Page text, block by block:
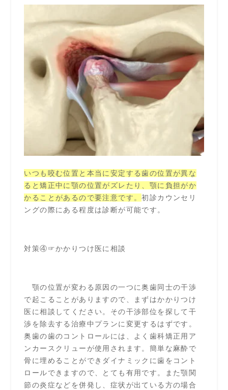
いつも咬む位置と本当に安定する歯の位置が異な
ると矯正中に顎の位置がズレたり、顎に負担がか
かることがあるので要注意です。初診カウンセリ
ングの際にある程度は診断が可能です。
対策④☞かかりつけ医に相談
顎の位置が変わる原因の一つに奥歯同士の干渉
で起こることがありますので、まずはかかりつけ
医に相談してください。その干渉部位を探して干
渉を除去する治療中プランに変更するはずです。
奥歯の歯のコントロールには、よく歯科矯正用ア
ンカースクリューが使用されます。簡単な麻酔で
骨に埋めることができダイナミックに歯をコント
ロールできますので、とても有用です。また顎関
節の炎症などを併発し、症状が出ている方の場合